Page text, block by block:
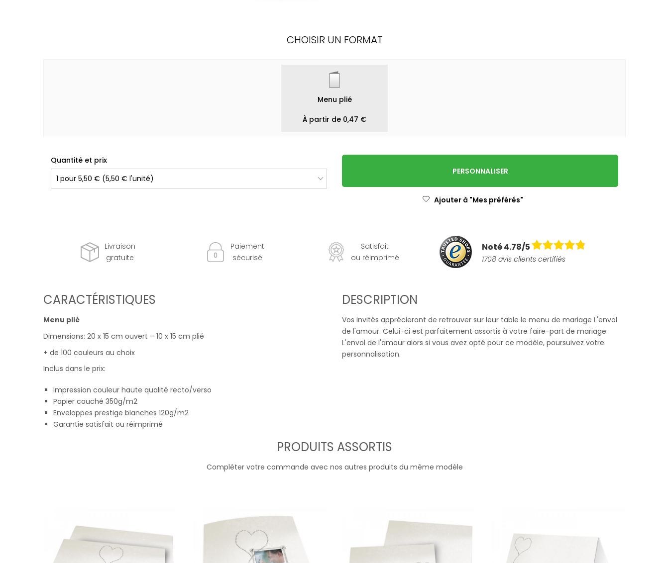
CHOISIR UN FORMAT
Menu plié
À partir de 0,47 €
Quantité et prix
PERSONNALISER
Ajouter à "Mes préférés"
Livraison
gratuite
Paiement
sécurisé
Satisfait
ou réimprimé
Noté 4.78/5
1708 avis clients certifiés
CARACTÉRISTIQUES
Menu plié
Dimensions: 20 x 15 cm ouvert – 10 x 15 cm plié
+ de 100 couleurs au choix
Inclus dans le prix:
Impression couleur haute qualité recto/verso
Papier couché 350g/m2
Enveloppes prestige blanches 120g/m2
Garantie satisfait ou réimprimé
DESCRIPTION
Vos invités apprécieront de retrouver sur leur table le menu de mariage L'envol
de l'amour. Celui-ci est parfaitement assortis à votre faire-part de mariage
L'envol de l'amour alors si vous avez opté pour ce modèle, poursuivez votre
personnalisation.
PRODUITS ASSORTIS
Compléter votre commande avec nos autres produits du même modèle